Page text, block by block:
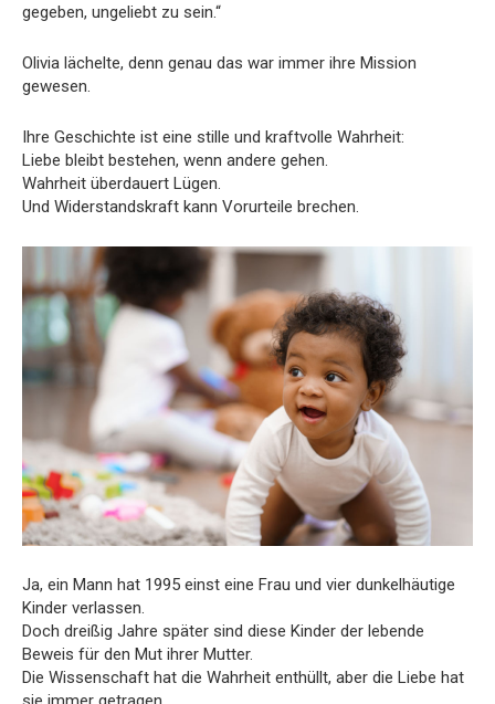
gegeben, ungeliebt zu sein.“
Olivia lächelte, denn genau das war immer ihre Mission
gewesen.
Ihre Geschichte ist eine stille und kraftvolle Wahrheit:
Liebe bleibt bestehen, wenn andere gehen.
Wahrheit überdauert Lügen.
Und Widerstandskraft kann Vorurteile brechen.
Ja, ein Mann hat 1995 einst eine Frau und vier dunkelhäutige
Kinder verlassen.
Doch dreißig Jahre später sind diese Kinder der lebende
Beweis für den Mut ihrer Mutter.
Die Wissenschaft hat die Wahrheit enthüllt, aber die Liebe hat